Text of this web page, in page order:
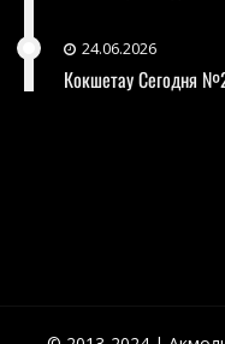
24.06.2026
Кокшетау Сегодня